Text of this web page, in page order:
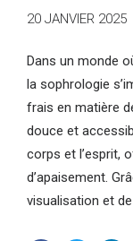
20 JANVIER 2025
Dans un monde
la sophrologie
frais en matière
douce et
corps et l’esprit,
d’apaisement.
visualisation et